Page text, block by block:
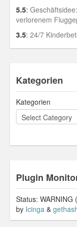
5.5:
verlorenem
3.5: 24/7
Kategorien
Kategorien
Plugin
Status:
by Icinga &